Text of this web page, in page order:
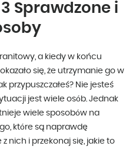
Sprawdzone i
a kiedy w końcu
się, że utrzymanie go w
przypuszczałeś? Nie jesteś
jest wiele osób. Jednak
wiele sposobów na
które są naprawdę
nich i przekonaj się, jakie to